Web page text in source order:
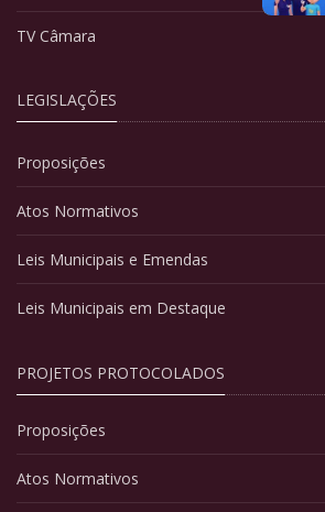
TV Câmara
LEGISLAÇÕES
Proposições
Atos Normativos
Leis Municipais e Emendas
Leis Municipais em Destaque
PROJETOS PROTOCOLADOS
Proposições
Atos Normativos